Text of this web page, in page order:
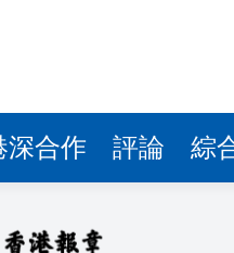
深合作 評論 綜